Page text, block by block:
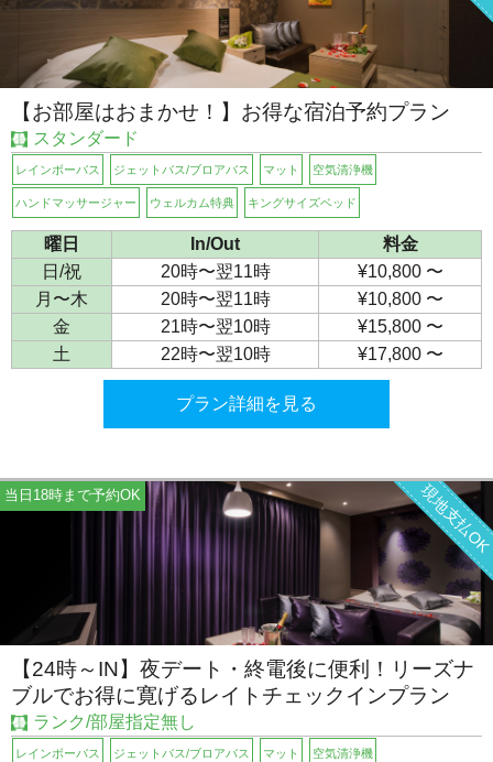
【お部屋はおまかせ！】お得な宿泊予約プラン
スタンダード
レインボーバス ジェットバス/ブロアバス マット 空気清浄機
ハンドマッサージャー ウェルカム特典 キングサイズベッド
曜日 In/Out
料金
日/祝
20時〜翌11時
¥10,800 〜
月〜木
20時〜翌11時
¥10,800 〜
金
21時〜翌10時
¥15,800 〜
土
22時〜翌10時 ¥17,800 〜
プラン詳細を見る
現地支払OK
当日18時まで予約OK
【24時～IN】夜デート・終電後に便利！リーズナ
ブルでお得に寛げるレイトチェックインプラン
ランク/部屋指定無し
レインボーバス ジェットバス/ブロアバス マット 空気清浄機